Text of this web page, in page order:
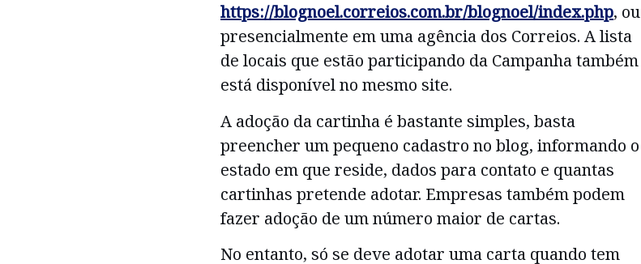
https://blognoel.correios.com.br/blognoel/index.php, ou
presencialmente em uma agência dos Correios. A lista
de locais que estão participando da Campanha também
está disponível no mesmo site.
A adoção da cartinha é bastante simples, basta
preencher um pequeno cadastro no blog, informando o
estado em que reside, dados para contato e quantas
cartinhas pretende adotar. Empresas também podem
fazer adoção de um número maior de cartas.
No entanto, só se deve adotar uma carta quando tem